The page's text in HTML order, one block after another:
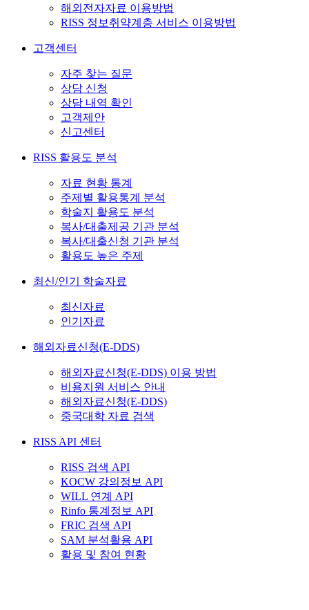
해외전자자료 이용방법
RISS 정보취약계층 서비스 이용방법
고객센터
자주 찾는 질문
상담 신청
상담 내역 확인
고객제안
신고센터
RISS 활용도 분석
자료 현황 통계
주제별 활용통계 분석
학술지 활용도 분석
복사/대출제공 기관 분석
복사/대출신청 기관 분석
활용도 높은 주제
최신/인기 학술자료
최신자료
인기자료
해외자료신청(E-DDS)
해외자료신청(E-DDS) 이용 방법
비용지원 서비스 안내
해외자료신청(E-DDS)
중국대학 자료 검색
RISS API 센터
RISS 검색 API
KOCW 강의정보 API
WILL 연계 API
Rinfo 통계정보 API
FRIC 검색 API
SAM 분석활용 API
활용 및 참여 현황